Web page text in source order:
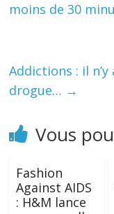
moins de 30
Addictions : il n’y
drogue… →
Vous
Fashion
Against AIDS
: H&M lance